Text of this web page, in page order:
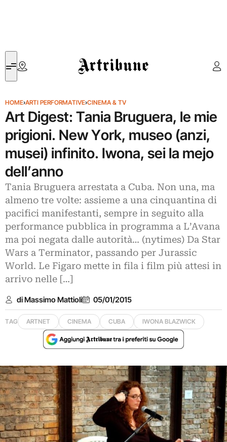
Artribune
HOME›ARTI PERFORMATIVE›CINEMA & TV
Art Digest: Tania Bruguera, le mie
prigioni. New York, museo (anzi,
musei) infinito. Iwona, sei la mejo
dell’anno
Tania Bruguera arrestata a Cuba. Non una, ma
almeno tre volte: assieme a una cinquantina di
pacifici manifestanti, sempre in seguito alla
performance pubblica in programma a L’Avana
ma poi negata dalle autorità… (nytimes) Da Star
Wars a Terminator, passando per Jurassic
World. Le Figaro mette in fila i film più attesi in
arrivo nelle […]
di Massimo Mattioli 05/01/2015
TAG ARTNET CINEMA CUBA IWONA BLAZWICK